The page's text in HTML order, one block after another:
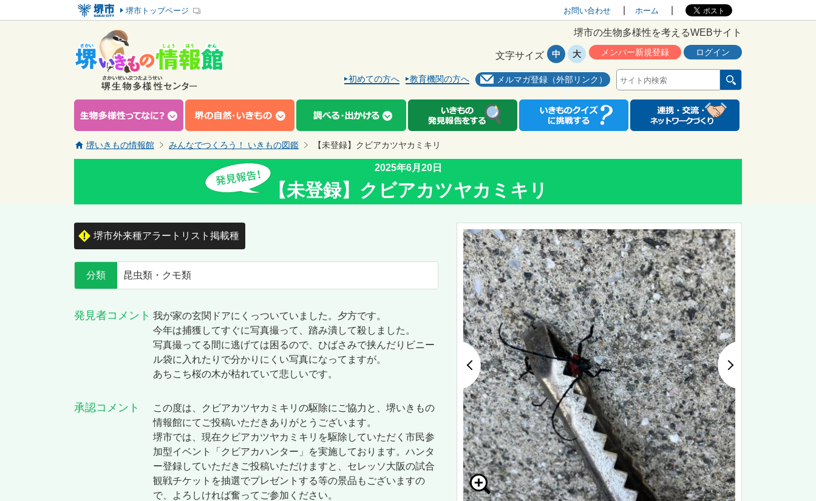
堺市トップページ お問い合わせ ホーム
堺市の生物多様性を考えるWEBサイト
初めての方へ 教育機関の方へ メルマガ登録（外部リンク）
メンバー新規登録 ログイン
文字サイズ 中 大
堺いきもの情報館 みんなでつくろう！ いきもの図鑑 【未登録】クビアカツヤカミキリ
2025年6月20日
【未登録】クビアカツヤカミキリ
堺市外来種アラートリスト掲載種
分類 昆虫類・クモ類
発見者コメント 我が家の玄関ドアにくっついていました。夕方です。
今年は捕獲してすぐに写真撮って、踏み潰して殺しました。
写真撮ってる間に逃げては困るので、ひばさみで挟んだりビニー
ル袋に入れたりで分かりにくい写真になってますが。
あちこち桜の木が枯れていて悲しいです。
承認コメント
この度は、クビアカツヤカミキリの駆除にご協力と、堺いきもの
情報館にてご投稿いただきありがとうございます。
堺市では、現在クビアカツヤカミキリを駆除していただく市民参
加型イベント「クビアカハンター」を実施しております。ハンタ
ー登録していただきご投稿いただけますと、セレッソ大阪の試合
観戦チケットを抽選でプレゼントする等の景品もございますの
で、よろしければ奮ってご参加ください。